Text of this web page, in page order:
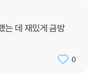
고 만다. 그때 화장실 벽
던져 주었고 디디는
는 데 재밌게 금방
0